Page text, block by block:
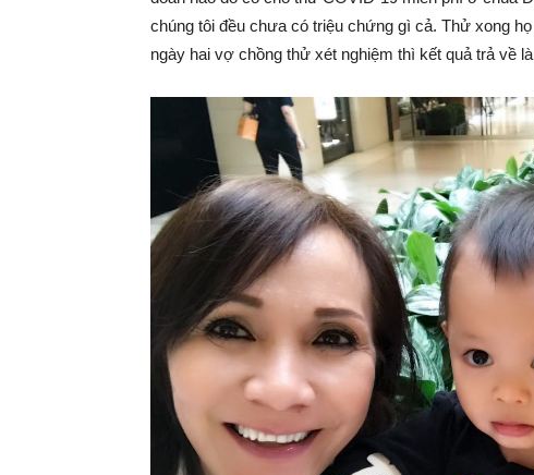
chúng tôi đều chưa có triệu chứng gì cả. Thử xong
ngày hai vợ chồng thử xét nghiệm thì kết quả trả về